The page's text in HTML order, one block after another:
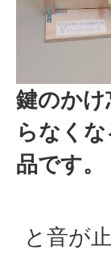
鍵のか
らなく
品です。
と音が